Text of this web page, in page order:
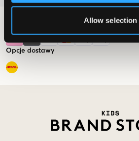
Allow selection
Opcje dostawy